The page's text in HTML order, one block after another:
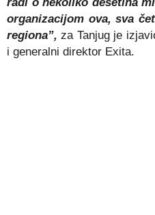
organizacijom ova, sva
regiona”, za Tanjug je
i generalni direktor Exita.